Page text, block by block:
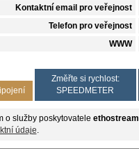
Kontaktní email pro veřejnost
Telefon pro veřejnost
WWW
Změřte si rychlost:
SPEEDMETER
o služby poskytovatele ethostream
údaje